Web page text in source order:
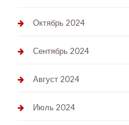
Октябрь 2024
Сентябрь 2024
Август 2024
Июль 2024